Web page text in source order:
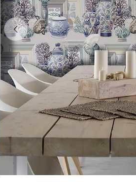
0 medyasını modda açın